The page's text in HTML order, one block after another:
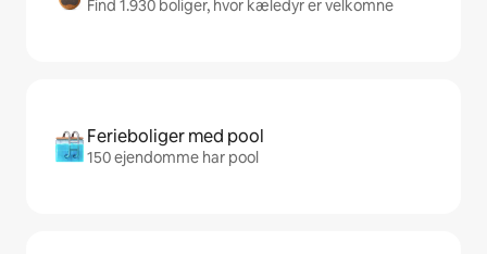
Find 1.930 boliger, hvor kæledyr er velkomne
Ferieboliger med pool
150 ejendomme har pool